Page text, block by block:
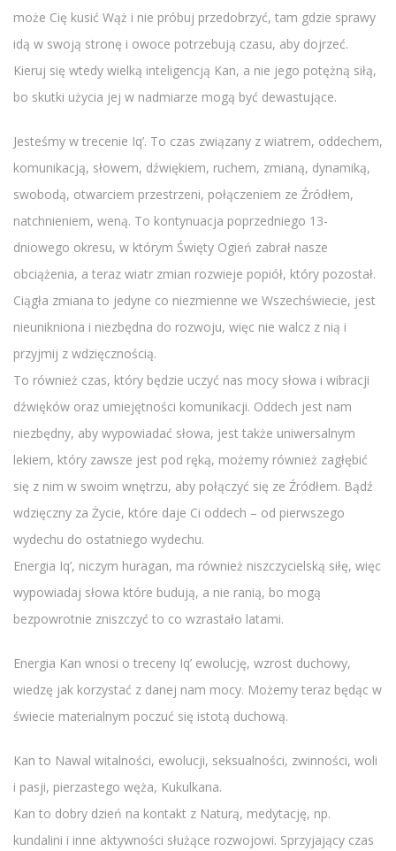
może Cię kusić Wąż i nie próbuj przedobrzyć, tam gdzie sprawy
idą w swoją stronę i owoce potrzebują czasu, aby dojrzeć.
Kieruj się wtedy wielką inteligencją Kan, a nie jego potężną siłą,
bo skutki użycia jej w nadmiarze mogą być dewastujące.
Jesteśmy w trecenie Iq’. To czas związany z wiatrem, oddechem,
komunikacją, słowem, dźwiękiem, ruchem, zmianą, dynamiką,
swobodą, otwarciem przestrzeni, połączeniem ze Źródłem,
natchnieniem, weną. To kontynuacja poprzedniego 13-
dniowego okresu, w którym Święty Ogień zabrał nasze
obciążenia, a teraz wiatr zmian rozwieje popiół, który pozostał.
Ciągła zmiana to jedyne co niezmienne we Wszechświecie, jest
nieunikniona i niezbędna do rozwoju, więc nie walcz z nią i
przyjmij z wdzięcznością.
To również czas, który będzie uczyć nas mocy słowa i wibracji
dźwięków oraz umiejętności komunikacji. Oddech jest nam
niezbędny, aby wypowiadać słowa, jest także uniwersalnym
lekiem, który zawsze jest pod ręką, możemy również zagłębić
się z nim w swoim wnętrzu, aby połączyć się ze Źródłem. Bądź
wdzięczny za Życie, które daje Ci oddech – od pierwszego
wydechu do ostatniego wydechu.
Energia Iq’, niczym huragan, ma również niszczycielską siłę, więc
wypowiadaj słowa które budują, a nie ranią, bo mogą
bezpowrotnie zniszczyć to co wzrastało latami.
Energia Kan wnosi o treceny Iq’ ewolucję, wzrost duchowy,
wiedzę jak korzystać z danej nam mocy. Możemy teraz będąc w
świecie materialnym poczuć się istotą duchową.
Kan to Nawal witalności, ewolucji, seksualności, zwinności, woli
i pasji, pierzastego węża, Kukulkana.
Kan to dobry dzień na kontakt z Naturą, medytację, np.
kundalini i inne aktywności służące rozwojowi. Sprzyjający czas